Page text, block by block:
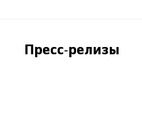
Пресс-релизы